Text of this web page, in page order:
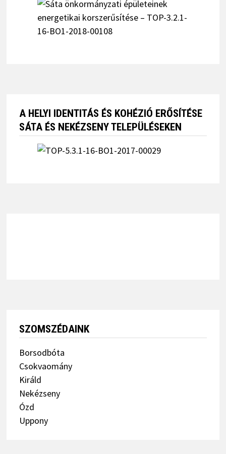
A HELYI IDENTITÁS ÉS KOHÉZIÓ ERŐSÍTÉSE
SÁTA ÉS NEKÉZSENY TELEPÜLÉSEKEN
SZOMSZÉDAINK
Borsodbóta
Csokvaomány
Királd
Nekézseny
Ózd
Uppony